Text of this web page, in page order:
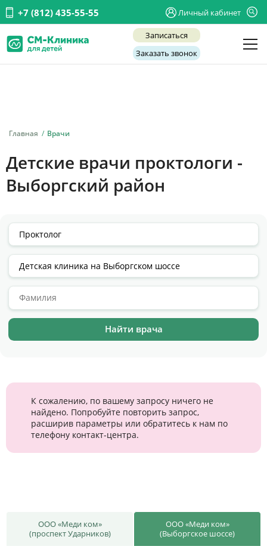
+7 (812) 435-55-55 Личный кабинет
Записаться
Заказать звонок
Главная Врачи
Детские врачи проктологи -
Выборгский район
К сожалению, по вашему запросу ничего не
найдено. Попробуйте повторить запрос,
расширив параметры или обратитесь к нам по
телефону контакт-центра.
ООО «Меди ком»
(проспект Ударников)
ООО «Меди ком»
(Выборгское шоссе)
Услуги
Заболевания
Акции
Отзывы
Цены
Контакты
+7 (812) 435-55-55
Записаться на приём